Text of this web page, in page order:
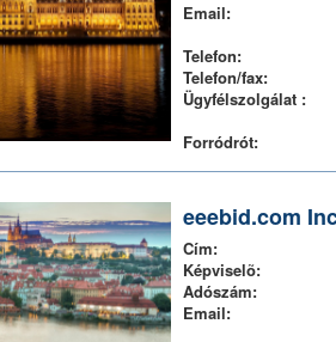
Email:
Telefon:
Telefon/fax:
Ügyfélszolgálat :
Forródrót:
eeebid.com
Cím:
Képviselõ:
Adószám:
Email: